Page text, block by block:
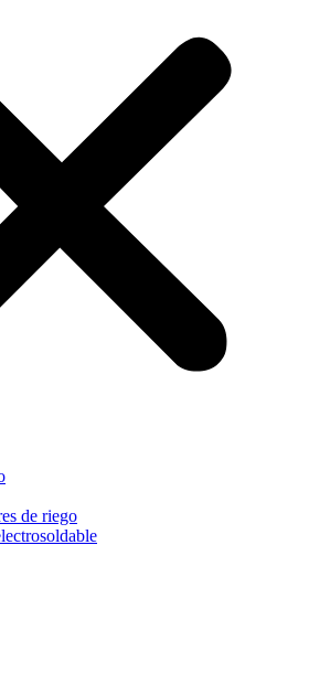
de riego